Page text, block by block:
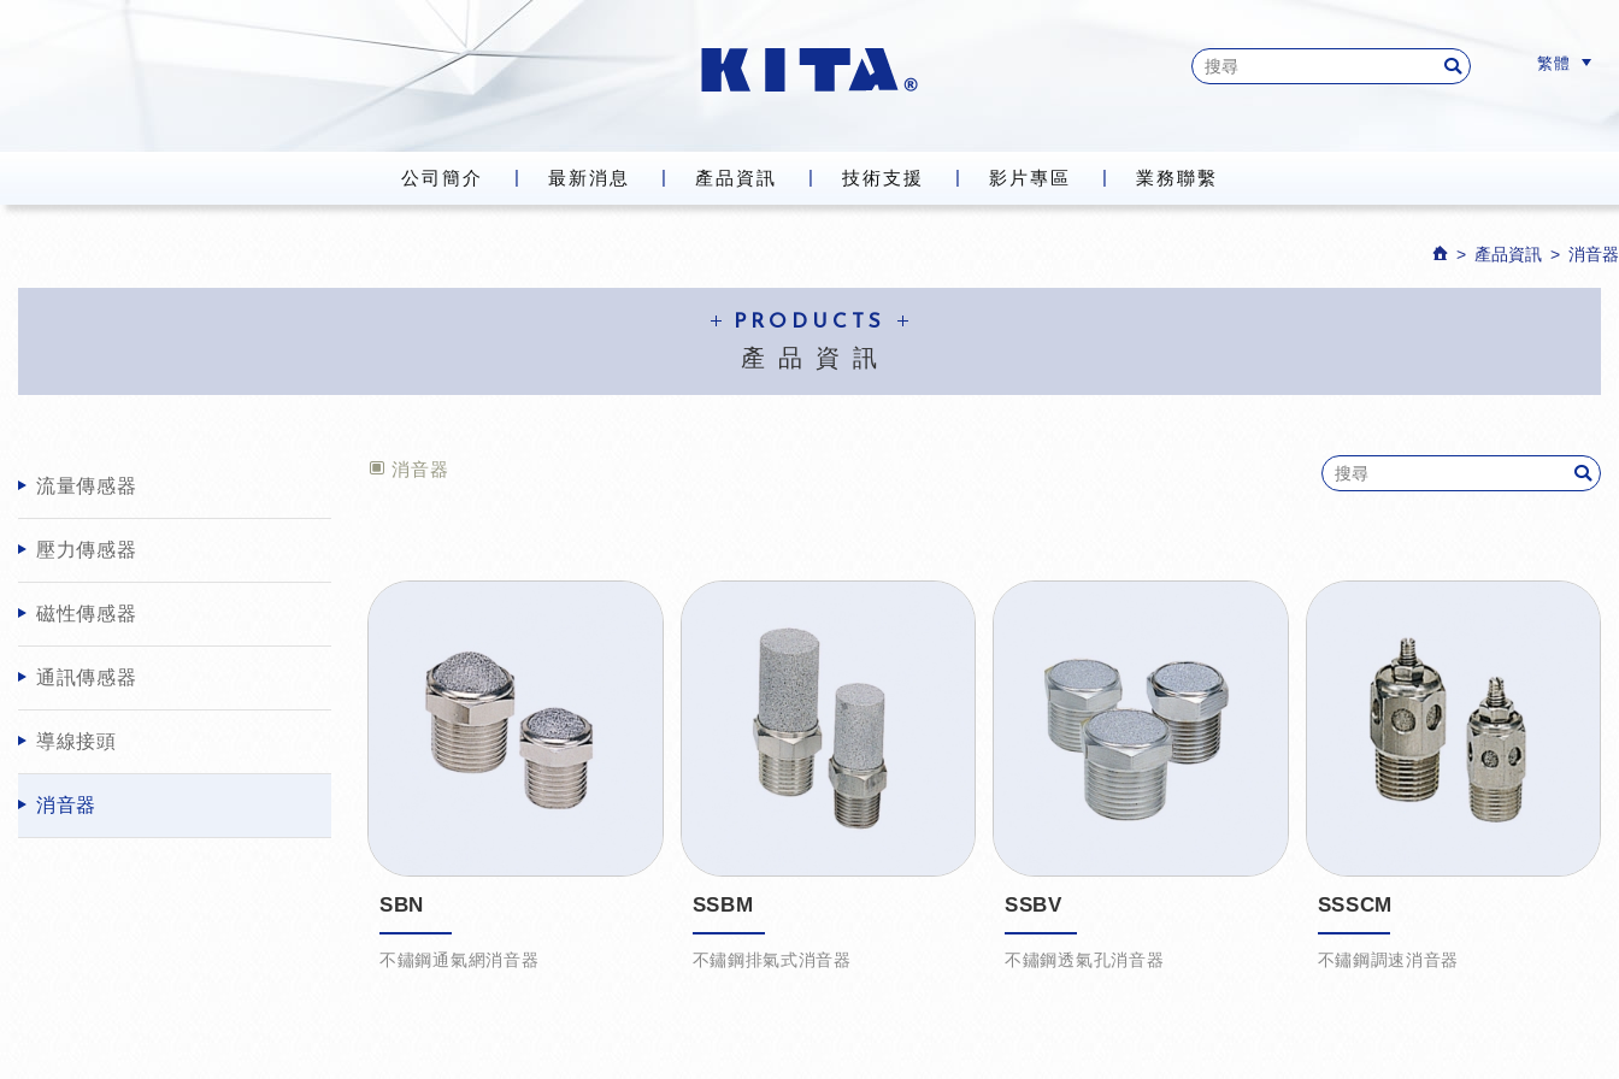
繁體
公司簡介 最新消息 產品資訊 技術支援 影片專區 業務聯繫
產品資訊 消音器
PRODUCTS
產品資訊
流量傳感器
壓力傳感器
磁性傳感器
通訊傳感器
導線接頭
消音器
消音器
SBN
不鏽鋼通氣網消音器
SSBM
不鏽鋼排氣式消音器
SSBV
不鏽鋼透氣孔消音器
SSSCM
不鏽鋼調速消音器